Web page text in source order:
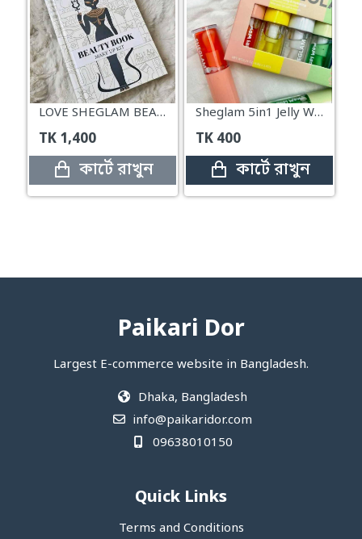
LOVE SHEGLAM BEAUTY BOOK Makeup Kit
TK 1,400
কার্টে রাখুন
Sheglam 5in1 Jelly Wow Hydrating Non-Sticky Lip Oil
TK 400
কার্টে রাখুন
Paikari Dor
Largest E-commerce website in Bangladesh.
Dhaka, Bangladesh
info@paikaridor.com
09638010150
Quick Links
Terms and Conditions